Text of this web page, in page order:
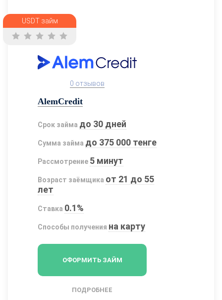
USDT займ
0 отзывов
AlemCredit
Срок займа до 30 дней
Сумма займа до 375 000 тенге
Рассмотрение 5 минут
Возраст заёмщика от 21 до 55
лет
Ставка 0.1%
Способы получения на карту
ОФОРМИТЬ ЗАЙМ
ПОДРОБНЕЕ